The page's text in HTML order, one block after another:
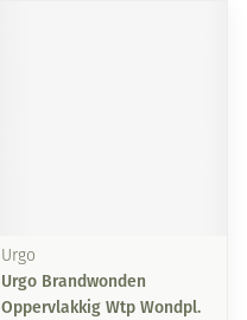
Urgo
Urgo Brandwonden
Oppervlakkig Wtp Wondpl.